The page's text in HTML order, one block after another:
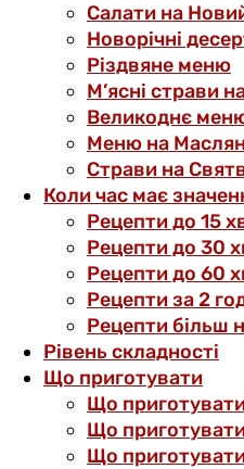
Салати на
Новорічні
Різдвяне меню
М’ясні страви
Великоднє
Меню на
Страви на
Коли час має
Рецепти до 15
Рецепти до 30
Рецепти до 60
Рецепти за 2
Рецепти більш
Рівень складності
Що приготувати
Що
Що
Що